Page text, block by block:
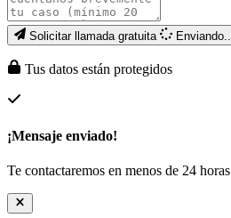
Solicitar llamada gratuita Enviando...
Tus datos están protegidos
¡Mensaje enviado!
Te contactaremos en menos de 24 horas